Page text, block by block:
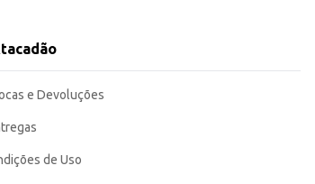
uso diário e para a gestão de estoque em
e Devoluções
de Uso